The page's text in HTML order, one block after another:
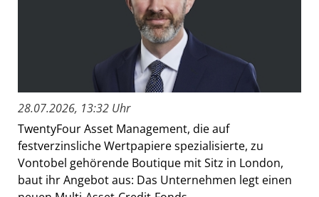
28.07.2026, 13:32 Uhr
TwentyFour Asset Management, die auf
festverzinsliche Wertpapiere spezialisierte, zu
Vontobel gehörende Boutique mit Sitz in London,
baut ihr Angebot aus: Das Unternehmen legt einen